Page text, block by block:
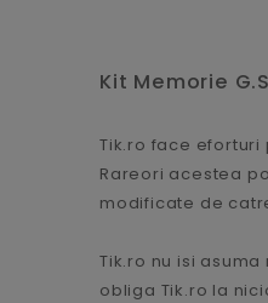
Kit Memorie
Tik.ro face eforturi
Rareori acestea
modificate de
Tik.ro nu isi
obliga Tik.ro la